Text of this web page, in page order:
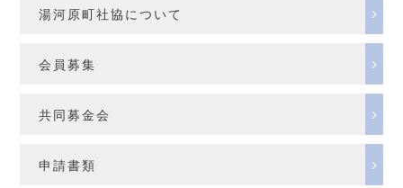
湯河原町社協について
会員募集
共同募金会
申請書類